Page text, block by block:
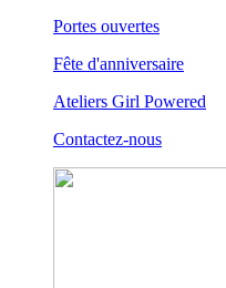
Portes ouvertes
Fête d'anniversaire
Ateliers Girl Powered
Contactez-nous